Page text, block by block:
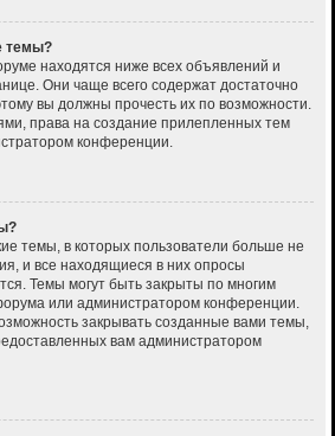
темы?
находятся ниже всех объявлений и
Они чаще всего содержат достаточно
вы должны прочесть их по возможности.
права на создание прилепленных тем
конференции.
темы, в которых пользователи больше не
и все находящиеся в них опросы
Темы могут быть закрыты по многим
или администратором конференции.
закрывать созданные вами темы,
вам администратором